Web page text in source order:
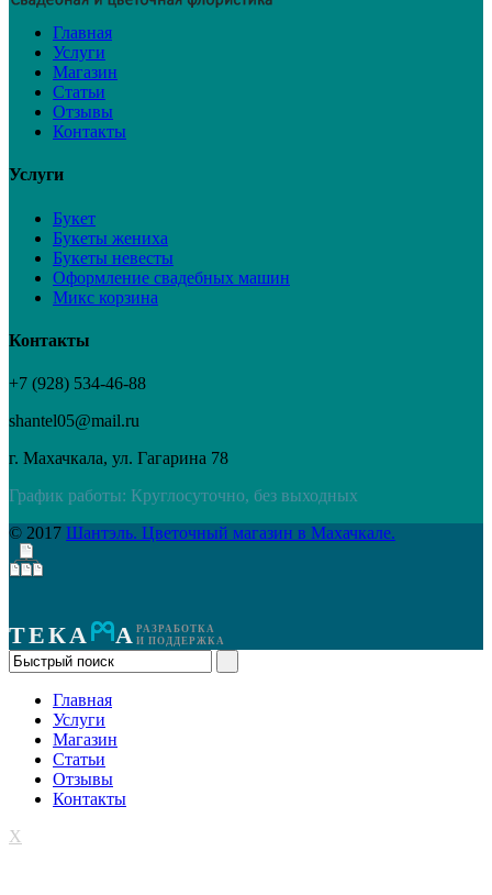
Главная
Услуги
Магазин
Статьи
Отзывы
Контакты
Услуги
Букет
Букеты жениха
Букеты невесты
Оформление свадебных машин
Микс корзина
Контакты
+7 (928) 534-46-88
shantel05@mail.ru
г. Махачкала, ул. Гагарина 78
График работы: Круглосуточно, без выходных
© 2017 Шантэль. Цветочный магазин в Махачкале.
ТЕКА А РАЗРАБОТКА
И ПОДДЕРЖКА
Главная
Услуги
Магазин
Статьи
Отзывы
Контакты
X